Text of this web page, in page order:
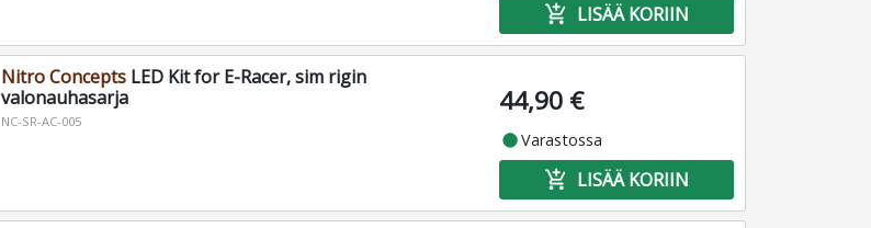
add_shopping_cart LISÄÄ KORIIN
Nitro ConceptsLED Kit for E-Racer, sim rigin
valonauhasarja
NC-SR-AC-005
44,90 €
fiber_manual_recordVarastossa
add_shopping_cart LISÄÄ KORIIN